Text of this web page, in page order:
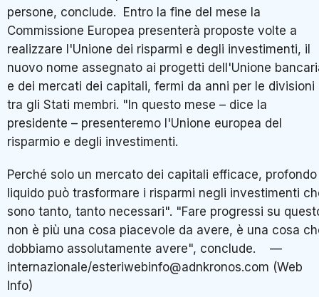
persone, conclude. Entro la fine del mese la
Commissione Europea presenterà proposte volte a
realizzare l'Unione dei risparmi e degli investimenti, il
nuovo nome assegnato ai progetti dell'Unione
e dei mercati dei capitali, fermi da anni per le divisioni
tra gli Stati membri. "In questo mese – dice la
presidente – presenteremo l'Unione europea del
risparmio e degli investimenti.
Perché solo un mercato dei capitali efficace,
liquido può trasformare i risparmi negli investimenti
sono tanto, tanto necessari". "Fare progressi su
non è più una cosa piacevole da avere, è una cosa
dobbiamo assolutamente avere", conclude. —
internazionale/esteriwebinfo@adnkronos.com (Web
Info)